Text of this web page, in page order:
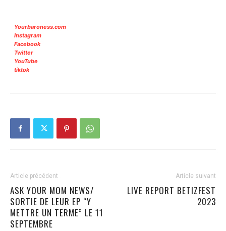
Yourbaroness.com
Instagram
Facebook
Twitter
YouTube
tiktok
Article précédent
ASK YOUR MOM NEWS/
SORTIE DE LEUR EP “Y
METTRE UN TERME” LE 11
SEPTEMBRE
Article suivant
LIVE REPORT BETIZFEST
2023